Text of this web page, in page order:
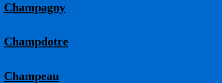
Champagny
Champdotre
Champeau